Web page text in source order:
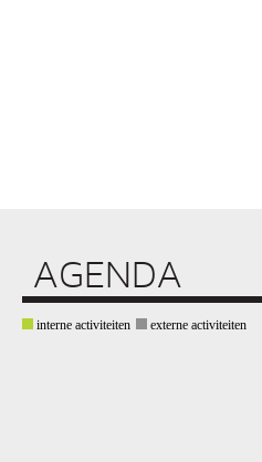
AGENDA
interne activiteiten externe activiteiten